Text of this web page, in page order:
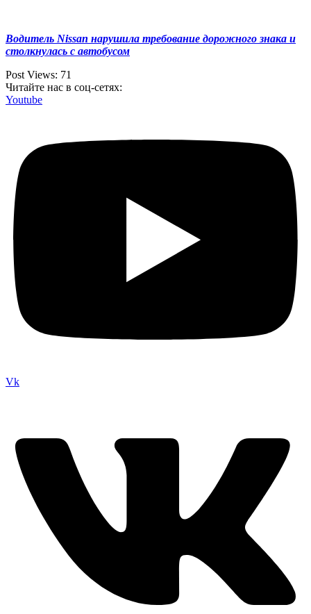
Водитель Nissan нарушила требование дорожного знака и
столкнулась с автобусом
Post Views: 71
Читайте нас в соц-сетях:
Youtube
Vk